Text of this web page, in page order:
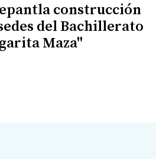
construcción
del Bachillerato
Maza"